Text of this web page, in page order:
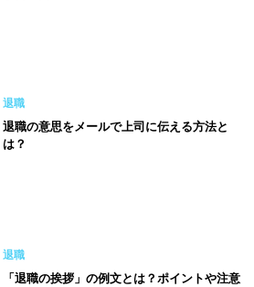
退職
退職の意思をメールで上司に伝える方法と
は？
退職
「退職の挨拶」の例文とは？ポイントや注意